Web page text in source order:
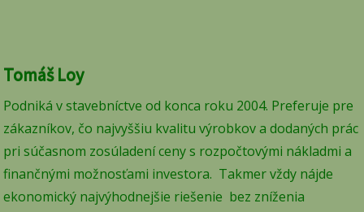
Tomáš Loy
Podniká v stavebníctve od konca roku 2004. Preferuje pre
zákazníkov, čo najvyššiu kvalitu výrobkov a dodaných prác
pri súčasnom zosúladení ceny s rozpočtovými nákladmi a
finančnými možnosťami investora. Takmer vždy nájde
ekonomický najvýhodnejšie riešenie bez zníženia